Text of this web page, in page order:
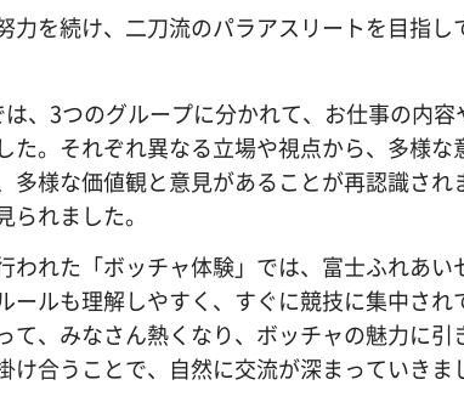
力を続け、二刀流のパラアスリートを目指
、3つのグループに分かれて、お仕事の内
た。それぞれ異なる立場や視点から、多様
多様な価値観と意見があることが再認識さ
れました。
われた「ボッチャ体験」では、富士ふれあ
ールも理解しやすく、すぐに競技に集中さ
て、みなさん熱くなり、ボッチャの魅力に
合うことで、自然に交流が深まっていきま